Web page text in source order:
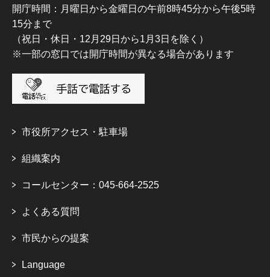
開庁時間：月曜日から金曜日の午前8時45分から午後5時
15分まで
（祝日・休日・12月29日から1月3日を除く）
※一部の窓口では開庁時間が異なる場合があります
市役所アクセス・駐車場
組織案内
コールセンター：045-664-2525
よくある質問
市民からの提案
Language